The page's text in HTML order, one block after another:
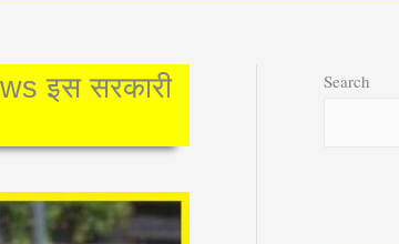
इस सरकारी
Search